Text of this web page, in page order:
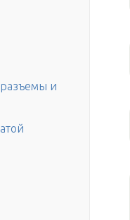
и